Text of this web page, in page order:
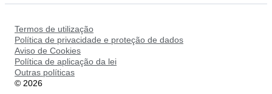
Termos de utilização
Política de privacidade e proteção de dados
Aviso de Cookies
Política de aplicação da lei
Outras políticas
© 2026